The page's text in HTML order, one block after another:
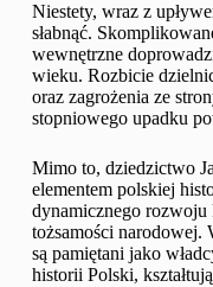
Niestety, wraz z
słabnąć.
wewnętrzne
wieku. Rozbicie
oraz zagrożenia ze
stopniowego upadku
Mimo to, dziedzictwo
elementem polskiej
dynamicznego rozwoju
tożsamości narodowej.
są pamiętani jako
historii Polski,